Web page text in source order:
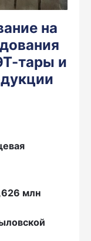
на
тары и
млн